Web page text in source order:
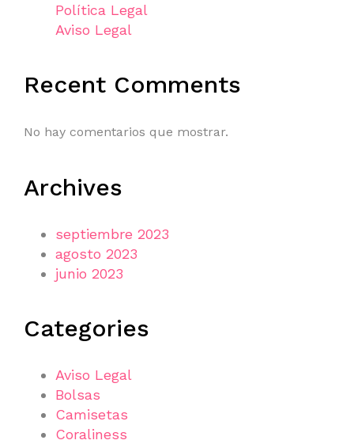
Política Legal
Aviso Legal
Recent Comments
No hay comentarios que mostrar.
Archives
septiembre 2023
agosto 2023
junio 2023
Categories
Aviso Legal
Bolsas
Camisetas
Coraliness